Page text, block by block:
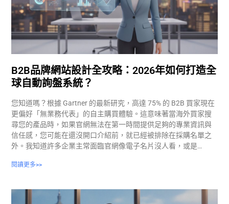
B2B品牌網站設計全攻略：2026年如何打造全
球自動詢盤系統？
您知道嗎？根據 Gartner 的最新研究，高達 75% 的 B2B 買家現在
更偏好「無業務代表」的自主購買體驗。這意味著當海外買家搜
尋您的產品時，如果官網無法在第一時間提供足夠的專業資訊與
信任感，您可能在還沒開口介紹前，就已經被排除在採購名單之
外。我知道許多企業主常面臨官網像電子名片沒人看，或是…
閱讀更多>>